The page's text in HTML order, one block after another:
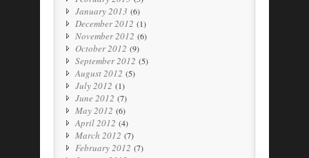
January 2013 (6)
December 2012 (1)
November 2012 (6)
October 2012 (9)
September 2012 (5)
August 2012 (5)
July 2012 (1)
June 2012 (7)
May 2012 (6)
April 2012 (4)
March 2012 (7)
February 2012 (7)